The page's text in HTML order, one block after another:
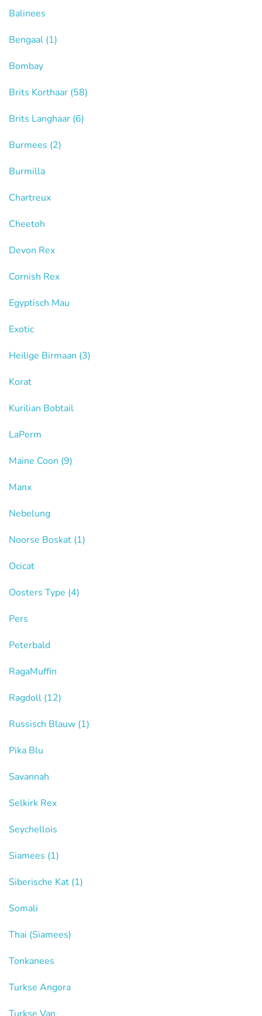
Balinees
Bengaal (1)
Bombay
Brits Korthaar (58)
Brits Langhaar (6)
Burmees (2)
Burmilla
Chartreux
Cheetoh
Devon Rex
Cornish Rex
Egyptisch Mau
Exotic
Heilige Birmaan (3)
Korat
Kurilian Bobtail
LaPerm
Maine Coon (9)
Manx
Nebelung
Noorse Boskat (1)
Ocicat
Oosters Type (4)
Pers
Peterbald
RagaMuffin
Ragdoll (12)
Russisch Blauw (1)
Pika Blu
Savannah
Selkirk Rex
Seychellois
Siamees (1)
Siberische Kat (1)
Somali
Thai (Siamees)
Tonkanees
Turkse Angora